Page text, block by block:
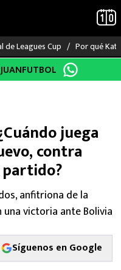
de Leagues Cup Por qué
juega
contra
anfitriona de la
victoria ante Bolivia
Síguenos en Google